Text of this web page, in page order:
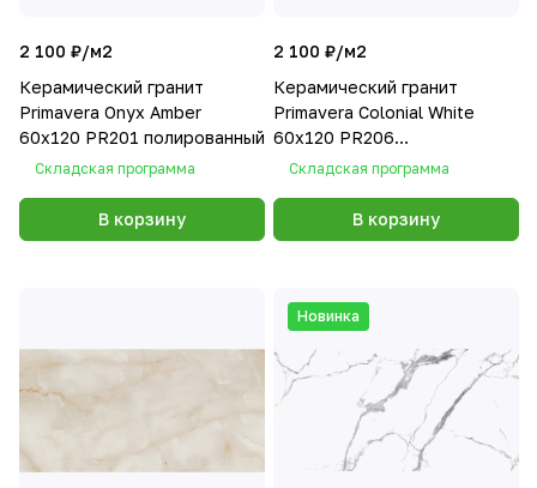
2 100 ₽/м2
Керамический гранит
Primavera Onyx Аmber
60х120 PR201 полированный
Складская программа
В корзину
2 100 ₽/м2
Керамический гранит
Primavera Colonial White
60х120 PR206
полированный
Складская программа
В корзину
Новинка